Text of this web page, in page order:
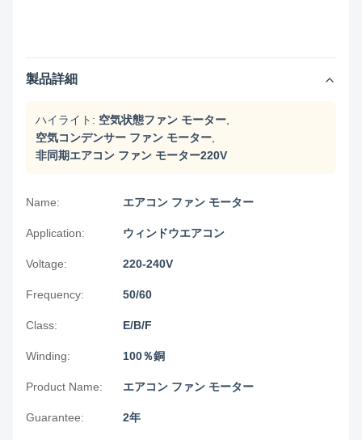
製品詳細
ハイライト: 空気状態ファン モーター
空気コンデンサー ファン モーター
非同期エアコン ファン モーター220V
Name: エアコン ファン モーター
Application: ウィンドウエアコン
Voltage: 220-240V
Frequency: 50/60
Class: E/B/F
Winding: 100％銅
Product Name: エアコン ファン モーター
Guarantee: 2年